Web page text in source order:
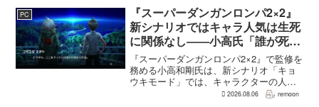
挙動、クールダウン時間、使いやすさが
見直され...
PC
『スーパーダンガンロンパ2×2』
新シナリオではキャラ人気は生死
に関係なし――小高氏「誰が死ん
でもヘイトメールは送らないで」
『スーパーダンガンロンパ2×2』で監修を
務める小高和剛氏は、新シナリオ「キョ
ウキモード」では、キャラクターの人気
にかかわらず退場させるとRPG Siteのイ
2026.08.06 remoon